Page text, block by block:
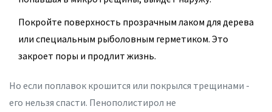
Покройте поверхность прозрачным лаком для дерева
или специальным рыболовным герметиком. Это
закроет поры и продлит жизнь.
Но если поплавок крошится или покрылся трещинами -
его нельзя спасти. Пенополистирол не